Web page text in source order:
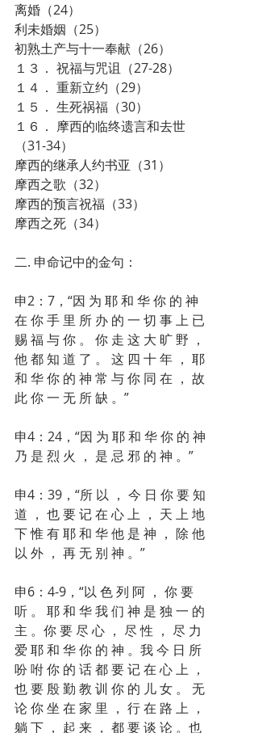
离婚（24）
利未婚姻（25）
初熟土产与十一奉献（26）
１３． 祝福与咒诅（27-28）
１４． 重新立约（29）
１５． 生死祸福（30）
１６． 摩西的临终遗言和去世
（31-34）
摩西的继承人约书亚（31）
摩西之歌（32）
摩西的预言祝福（33）
摩西之死（34）
二. 申命记中的金句：
申2：7，“因 为 耶 和 华 你 的 神
在 你 手 里 所 办 的 一 切 事 上 已
赐 福 与 你 。 你 走 这 大 旷 野 ，
他 都 知 道 了 。 这 四 十 年 ， 耶
和 华 你 的 神 常 与 你 同 在 ， 故
此 你 一 无 所 缺 。”
申4：24，“因 为 耶 和 华 你 的 神
乃 是 烈 火 ， 是 忌 邪 的 神 。”
申4：39，“所 以 ， 今 日 你 要 知
道 ， 也 要 记 在 心 上 ， 天 上 地
下 惟 有 耶 和 华 他 是 神 ， 除 他
以 外 ， 再 无 别 神 。”
申6：4-9，“以 色 列 阿 ， 你 要
听 。 耶 和 华 我 们 神 是 独 一 的
主 。你 要 尽 心 ， 尽 性 ， 尽 力
爱 耶 和 华 你 的 神 。我 今 日 所
吩 咐 你 的 话 都 要 记 在 心 上 ，
也 要 殷 勤 教 训 你 的 儿 女 。 无
论 你 坐 在 家 里 ， 行 在 路 上 ，
躺 下 ， 起 来 ， 都 要 谈 论 。也